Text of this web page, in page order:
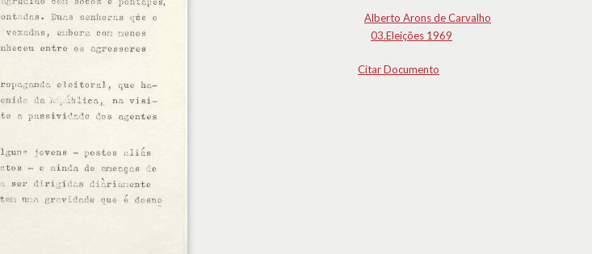
Alberto Arons de Carvalho
03.Eleições 1969
Citar Documento